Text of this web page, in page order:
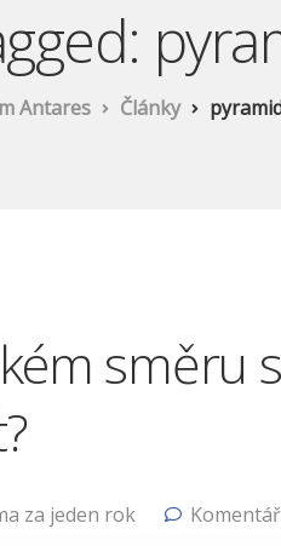
Antares Články
směru
za jeden rok